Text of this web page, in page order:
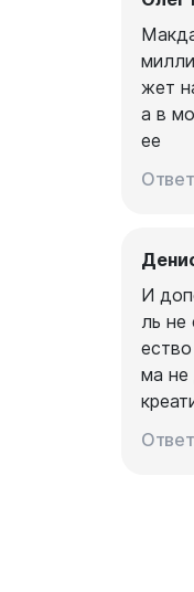
жет
а в
ее
И
ль не
ма не